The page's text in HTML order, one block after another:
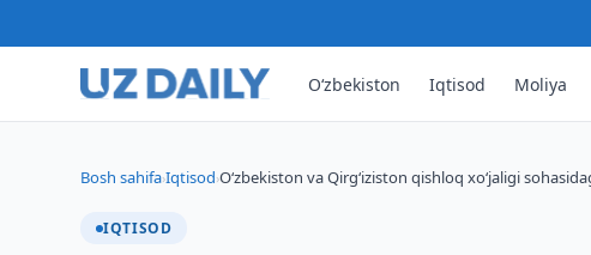
O‘zbekiston Iqtisod Moliya
Bosh sahifa›Iqtisod›Oʻzbekiston va Qirgʻiziston qishloq xoʻjaligi
IQTISOD